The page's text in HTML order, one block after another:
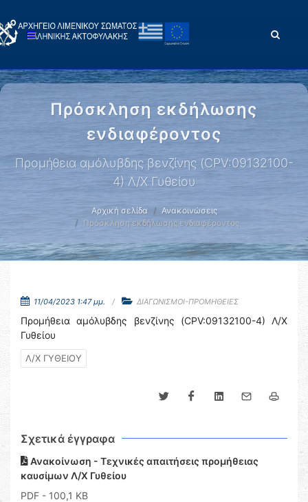
Πρόσκληση εκδήλωσης
ενδιαφέροντος
Προμήθεια αμόλυβδης βενζίνης (CPV:09132100-
4) Λ/Χ Γυθείου
Αρχική σελίδα
Ανακοινώσεις
Πρόσκληση εκδήλωσης ενδιαφέροντος
11/04/2023 1:47 μμ. ΔΙΑΓΩΝΙΣΜΟΙ-ΠΡΟΜΗΘΕΙΕΣ
Προμήθεια αμόλυβδης βενζίνης (CPV:09132100-4) Λ/Χ
Γυθείου
Λ/Χ ΓΥΘΕΙΟΥ
Σχετικά έγγραφα
Ανακοίνωση - Τεχνικές απαιτήσεις προμήθειας
καυσίμων Λ/Χ Γυθείου
PDF - 100,1 KB